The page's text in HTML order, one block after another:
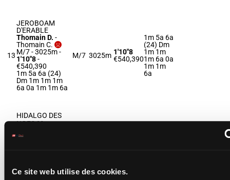
Ce site web utilise des cookies.
13
JEROBOAM
D'ERABLE
Thomain D. -
Thomain C.
M/7 - 3025m-
1'10"8-
€540,390
1m 5a 6a (24)
Dm 1m 1m 1m
6a 0a 1m 1m 6a
M/7 3025m 1'10"8
€540,390
1m 5a 6a
(24) Dm
1m 1m
1m 6a 0a
1m 1m
6a
HIDALGO DES
NOES
Provoost S.
9a 5a Da 4a 0a